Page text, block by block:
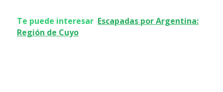
Te puede interesar Escapadas por Argentina:
Región de Cuyo